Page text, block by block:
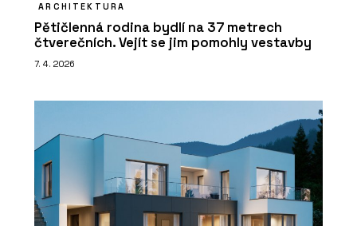
ARCHITEKTURA
Pětičlenná rodina bydlí na 37 metrech
čtverečních. Vejít se jim pomohly vestavby
7. 4. 2026